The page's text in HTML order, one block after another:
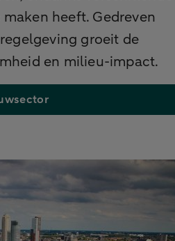
heeft. Gedreven
groeit de
en milieu-impact.